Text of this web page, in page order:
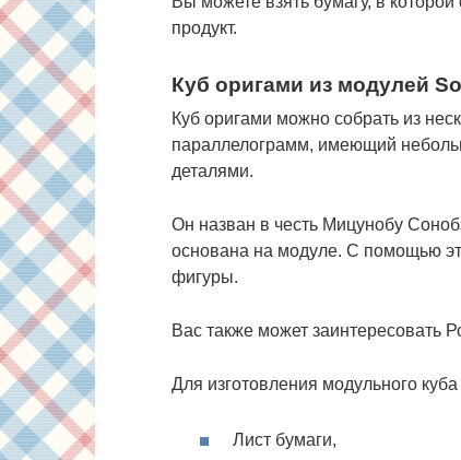
продукт.
Куб оригами из модулей
Куб оригами можно собрать из
параллелограмм, имеющий
деталями.
Он назван в честь Мицунобу
основана на модуле. С помощью
фигуры.
Вас также может заинтересовать
Для изготовления модульного
Лист бумаги,